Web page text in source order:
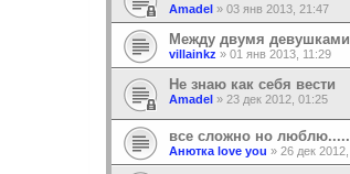
Amadel » 03 янв 2013, 21:47
Между двумя
villainkz » 01 янв 2013, 11:29
Не знаю как себя вести
Amadel » 23 дек 2012, 01:25
все сложно но люблю.....
Анютка love you » 26 дек